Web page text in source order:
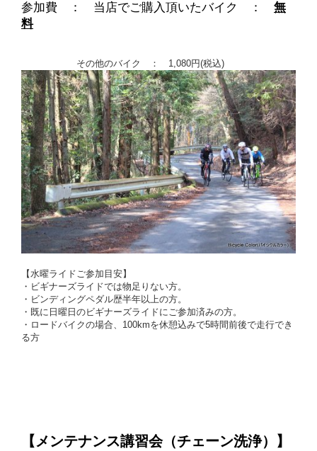
参加費 ： 当店でご購入頂いたバイク ： 無
料
その他のバイク ： 1,080円(税込)
【水曜ライドご参加目安】
・ビギナーズライドでは物足りない方。
・ビンディングペダル歴半年以上の方。
・既に日曜日のビギナーズライドにご参加済みの方。
・ロードバイクの場合、100kmを休憩込みで5時間前後で走行でき
る方
【メンテナンス講習会（チェーン洗浄） 】